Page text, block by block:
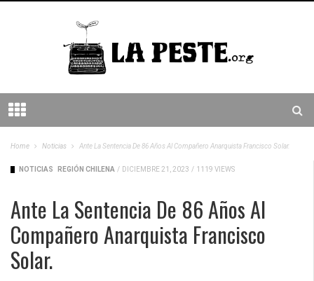
Home Noticias Ante La Sentencia De 86 Años Al Compañero Anarquista Francisco Solar.
NOTICIAS REGIÓN CHILENA / DICIEMBRE 21, 2023 / 1119 VIEWS
Ante La Sentencia De 86 Años Al
Compañero Anarquista Francisco
Solar.